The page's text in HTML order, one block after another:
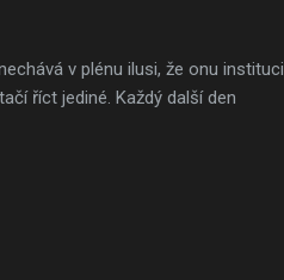
v plénu ilusi, že onu instituci
říct jediné. Každý další den